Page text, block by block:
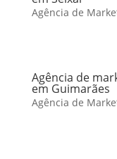
Agência de
Agência de
em Guimarães
Agência de